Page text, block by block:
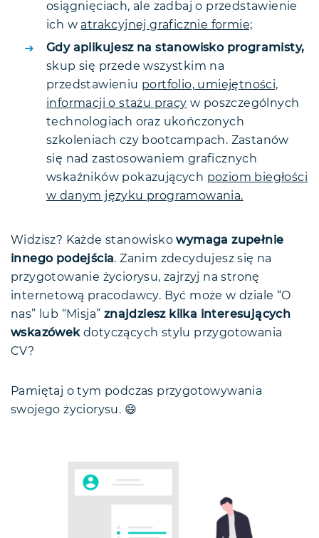
osiągnięciach, ale zadbaj o przedstawienie
ich w atrakcyjnej graficznie formie;
Gdy aplikujesz na stanowisko programisty,
skup się przede wszystkim na
przedstawieniu portfolio, umiejętności,
informacji o stażu pracy w poszczególnych
technologiach oraz ukończonych
szkoleniach czy bootcampach. Zastanów
się nad zastosowaniem graficznych
wskaźników pokazujących poziom biegłości
w danym języku programowania.
Widzisz? Każde stanowiskowymaga zupełnie
innego podejścia. Zanim zdecydujesz się na
przygotowanie życiorysu, zajrzyj na stronę
internetową pracodawcy. Być może w dziale “O
nas” lub “Misja” znajdziesz kilka interesujących
wskazówekdotyczących stylu przygotowania
CV?
Pamiętaj o tym podczas przygotowywania
swojego życiorysu. 😄